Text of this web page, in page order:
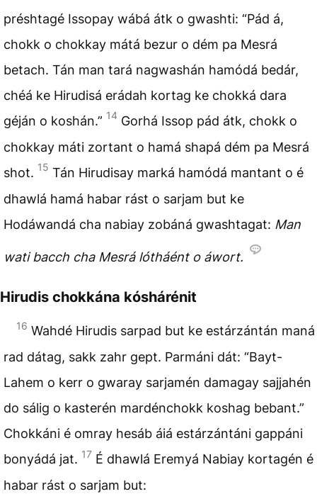
préshtagé Issopay wábá átk o gwashti: “Pád á,
chokk o chokkay mátá bezur o dém pa Mesrá
betach. Tán man tará nagwashán hamódá bedár,
chéá ke Hirudisá erádah kortag ke chokká dara
géján o koshán.” 14 Gorhá Issop pád átk, chokk o
chokkay máti zortant o hamá shapá dém pa Mesrá
shot. 15 Tán Hirudisay marká hamódá mantant o é
dhawlá hamá habar rást o sarjam but ke
Hodáwandá cha nabiay zobáná gwashtagat: Man
wati bacch cha Mesrá lótháént o áwort.
Hirudis chokkána kóshárénit
16 Wahdé Hirudis sarpad but ke estárzántán maná
rad dátag, sakk zahr gept. Parmáni dát: “Bayt-
Lahem o kerr o gwaray sarjamén damagay sajjahén
do sálig o kasterén mardénchokk koshag bebant.”
Chokkáni é omray hesáb áiá estárzántáni gappáni
bonyádá jat. 17 É dhawlá Eremyá Nabiay kortagén é
habar rást o sarjam but: